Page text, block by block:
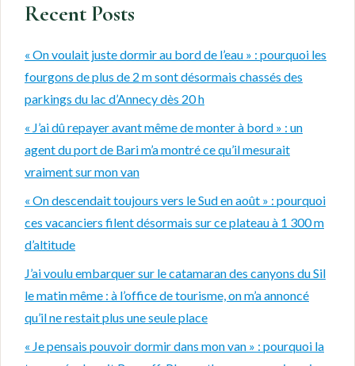
Recent Posts
« On voulait juste dormir au bord de l’eau » : pourquoi les
fourgons de plus de 2 m sont désormais chassés des
parkings du lac d’Annecy dès 20 h
« J’ai dû repayer avant même de monter à bord » : un
agent du port de Bari m’a montré ce qu’il mesurait
vraiment sur mon van
« On descendait toujours vers le Sud en août » : pourquoi
ces vacanciers filent désormais sur ce plateau à 1 300 m
d’altitude
J’ai voulu embarquer sur le catamaran des canyons du Sil
le matin même : à l’office de tourisme, on m’a annoncé
qu’il ne restait plus une seule place
« Je pensais pouvoir dormir dans mon van » : pourquoi la